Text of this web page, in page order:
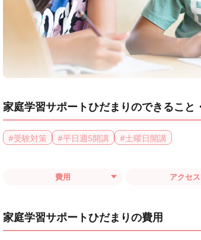
家庭学習サポートひだまりのできること
#受験対策 #平日週5開講 #土曜日開講
費用 アクセス
家庭学習サポートひだまりの費用